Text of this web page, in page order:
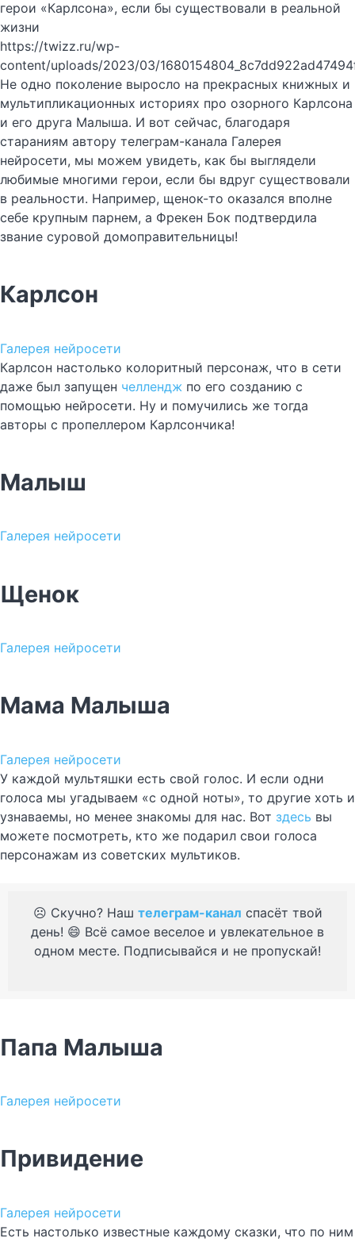
https://twizz.ru/wp-
content/uploads/2023/03/
Не одно поколение выросло на прекрасных книжных и
мультипликационных историях про озорного Карлсона
и его друга Малыша. И вот сейчас, благодаря
стараниям автору телеграм-канала Галерея
нейросети, мы можем увидеть, как бы выглядели
любимые многими герои, если бы вдруг существовали
в реальности. Например, щенок-то оказался вполне
себе крупным парнем, а Фрекен Бок подтвердила
звание суровой домоправительницы!
Карлсон
Галерея нейросети
Карлсон настолько колоритный персонаж, что в сети
даже был запущен челлендж по его созданию с
помощью нейросети. Ну и помучились же тогда
авторы с пропеллером Карлсончика!
Малыш
Галерея нейросети
Щенок
Галерея нейросети
Мама Малыша
Галерея нейросети
У каждой мультяшки есть свой голос. И если одни
голоса мы угадываем «с одной ноты», то другие хоть и
узнаваемы, но менее знакомы для нас. Вот здесь вы
можете посмотреть, кто же подарил свои голоса
персонажам из советских мультиков.
☹️ Скучно? Наш телеграм-канал спасёт твой
день! 😄 Всё самое веселое и увлекательное в
одном месте. Подписывайся и не пропускай!
Папа Малыша
Галерея нейросети
Привидение
Галерея нейросети
Есть настолько известные каждому сказки, что по ним